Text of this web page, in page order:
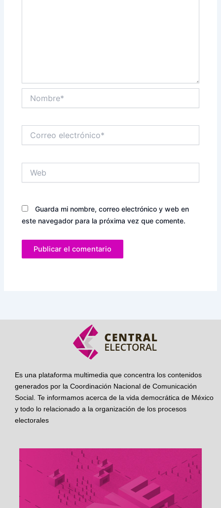
electrónico*
Guarda mi nombre, correo electrónico y web en
este navegador para la próxima vez que comente.
Es una plataforma multimedia que concentra los contenidos
generados por la Coordinación Nacional de Comunicación
Social. Te informamos acerca de la vida democrática de México
y todo lo relacionado a la organización de los procesos
electorales